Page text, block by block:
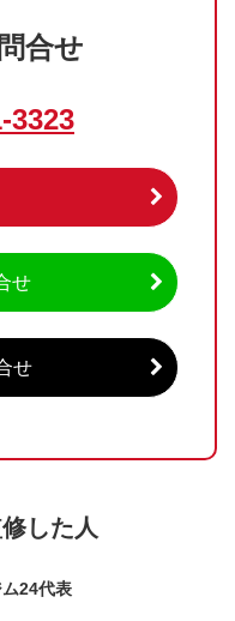
合せ
3323
せ
せ
した人
24代表